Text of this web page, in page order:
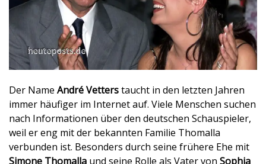
Der Name André Vetterstaucht in den letzten Jahren
immer häufiger im Internet auf. Viele Menschen suchen
nach Informationen über den deutschen Schauspieler,
weil er eng mit der bekannten Familie Thomalla
verbunden ist. Besonders durch seine frühere Ehe mit
Simone Thomalla und seine Rolle als Vater von Sophia